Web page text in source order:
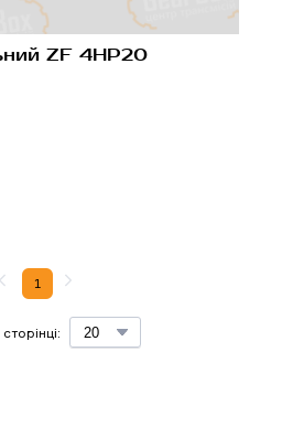
ZF 4HP20
1